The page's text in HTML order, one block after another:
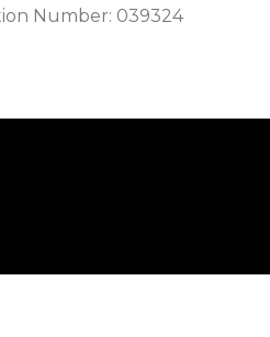
Number: 039324